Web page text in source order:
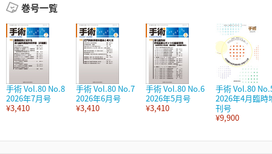
巻号一覧
手術 Vol.80 No.8
2026年7月号
¥3,410
手術 Vol.80 No.7
2026年6月号
¥3,410
手術 Vol.80 No.6
2026年5月号
¥3,410
手術 Vol.80
2026年4月臨時
刊号
¥9,900